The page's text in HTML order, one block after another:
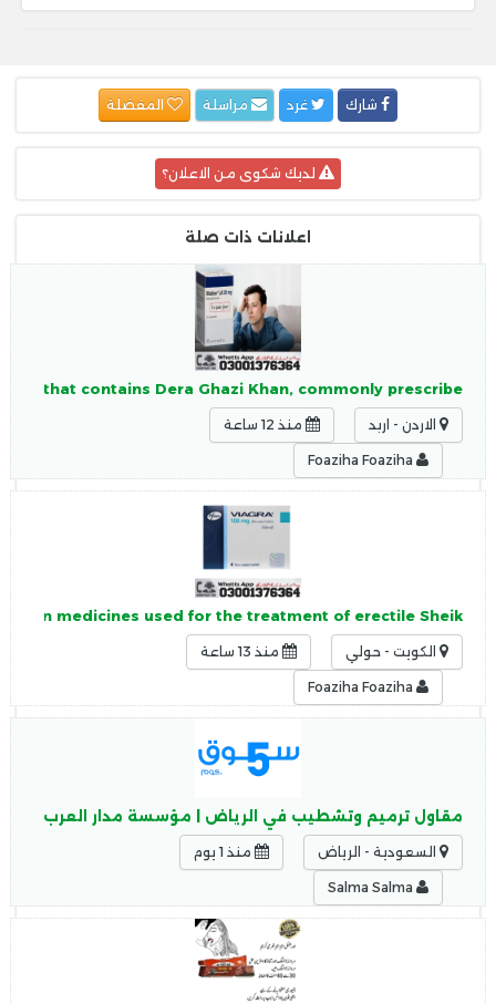
شارك غرد
لديك شكوى من الاعلان؟
اعلانات ذات صلة
that contains Dera Ghazi Khan, commonly prescribe
الاردن - اربد منذ 12 ساعة
medicines used for the treatment of erectile Sheik
الكويت - حولي منذ 13 ساعة
مقاول ترميم وتشطيب في الرياض | مؤسسة مدار العرب حي
السعودية - الرياض منذ 1 يوم